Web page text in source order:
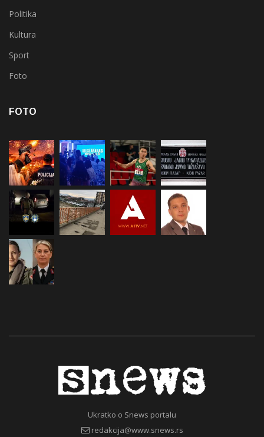
Politika
Kultura
Sport
Foto
FOTO
Ukratko o Snews portalu
redakcija@www.snews.rs